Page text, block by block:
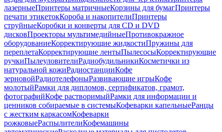
лазерныеПринтеры матричныеКорзины для бумагПринтеры
печати этикетокКороба и накопителиПринтеры
струйныеКоробки и конверты для CD и DVD
дисковПроекторы мультимедийныеПротивокражное
оборудованиеКорректирующие жидкостиПружины для
переплетаКорректирующие лентыПылесосыКорректирующие
ручкиПылеуловителиРадиобудильникиКосметички из
натуральной кожиРадиостанцииКофе
зерновойРадиотелефоныРазвивающие игрыКофе
молотыйРамки для дипломов, сертификатов, грамот,
фотографийКофе растворимыйРамки для информации и
ценников собираемые в системыКофеварки капельныеРанцы
с жестким каркасомКофеварки
рожковыеРаспылителиКофемашины